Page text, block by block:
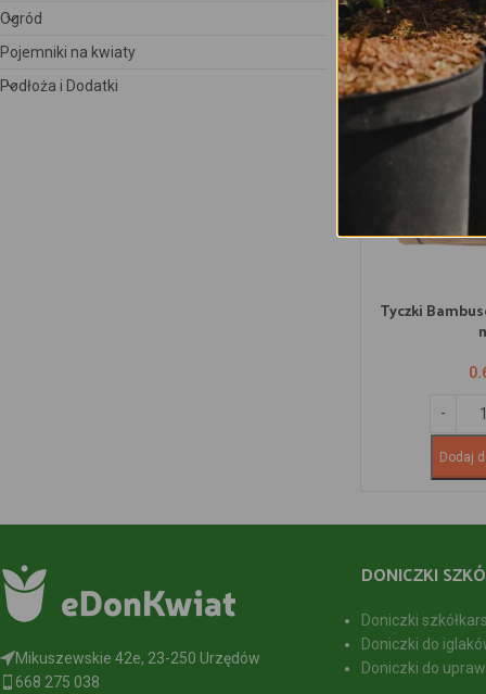
Ogród
Pojemniki na kwiaty
Podłoża i Dodatki
Podobne
Tyczki
Dodaj
Mikuszewskie 42e, 23-250 Urzędów
668 275 038
DONICZKI
Doniczki
Doniczki do
Doniczki do